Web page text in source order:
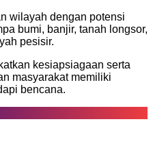
wilayah dengan potensi
bumi, banjir, tanah longsor,
pesisir.
kesiapsiagaan serta
masyarakat memiliki
bencana.